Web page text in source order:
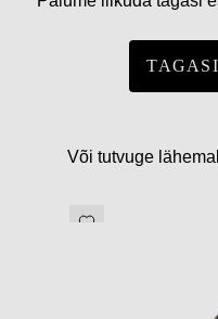
Või tutvuge